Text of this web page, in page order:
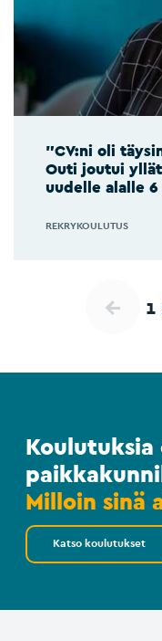
”CV:ni oli
Outi joutui
uudelle alalle 6
REKRYKOULUTUS
1
Milloin sinä
Katso koulutukset